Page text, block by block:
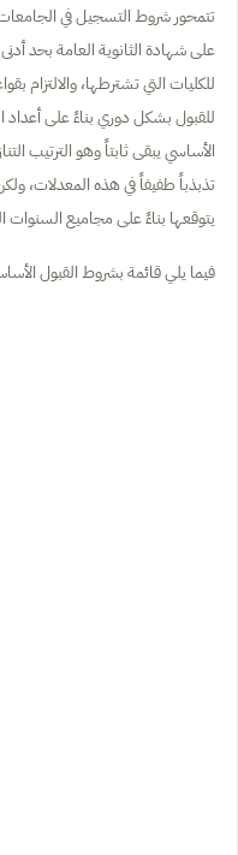
تتمحور شروط التسجيل في
على شهادة الثانوية العامة بحد
للكليات التي تشترطها، والالتزام
للقبول بشكل دوري بناءً على
الأساسي يبقى ثابتاً وهو الترتيب
تذبذباً طفيفاً في هذه المعدلات،
يتوقعها بناءً على مجاميع السنوات
فيما يلي قائمة بشروط القبول